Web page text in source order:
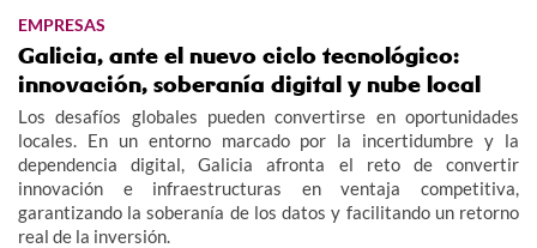
EMPRESAS
Galicia, ante el nuevo ciclo tecnológico:
innovación, soberanía digital y nube local
Los desafíos globales pueden convertirse en oportunidades
locales. En un entorno marcado por la incertidumbre y la
dependencia digital, Galicia afronta el reto de convertir
innovación e infraestructuras en ventaja competitiva,
garantizando la soberanía de los datos y facilitando un retorno
real de la inversión.